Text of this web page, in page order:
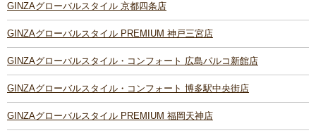
GINZAグローバルスタイル 京都四条店
GINZAグローバルスタイル PREMIUM 神戸三宮店
GINZAグローバルスタイル・コンフォート 広島パルコ新館店
GINZAグローバルスタイル・コンフォート 博多駅中央街店
GINZAグローバルスタイル PREMIUM 福岡天神店